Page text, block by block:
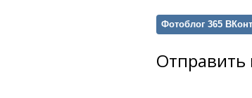
Фотоблог 365